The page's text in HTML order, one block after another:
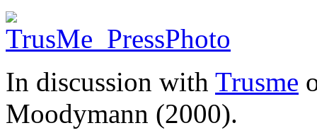
In discussion with Trusme
Moodymann (2000).